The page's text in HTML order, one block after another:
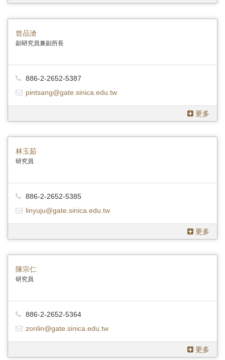
曾品滄
副研究員兼副所長
886-2-2652-5387
pintsang@gate.sinica.edu.tw
更多
林玉茹
研究員
886-2-2652-5385
linyuju@gate.sinica.edu.tw
更多
陳宗仁
研究員
886-2-2652-5364
zonlin@gate.sinica.edu.tw
更多